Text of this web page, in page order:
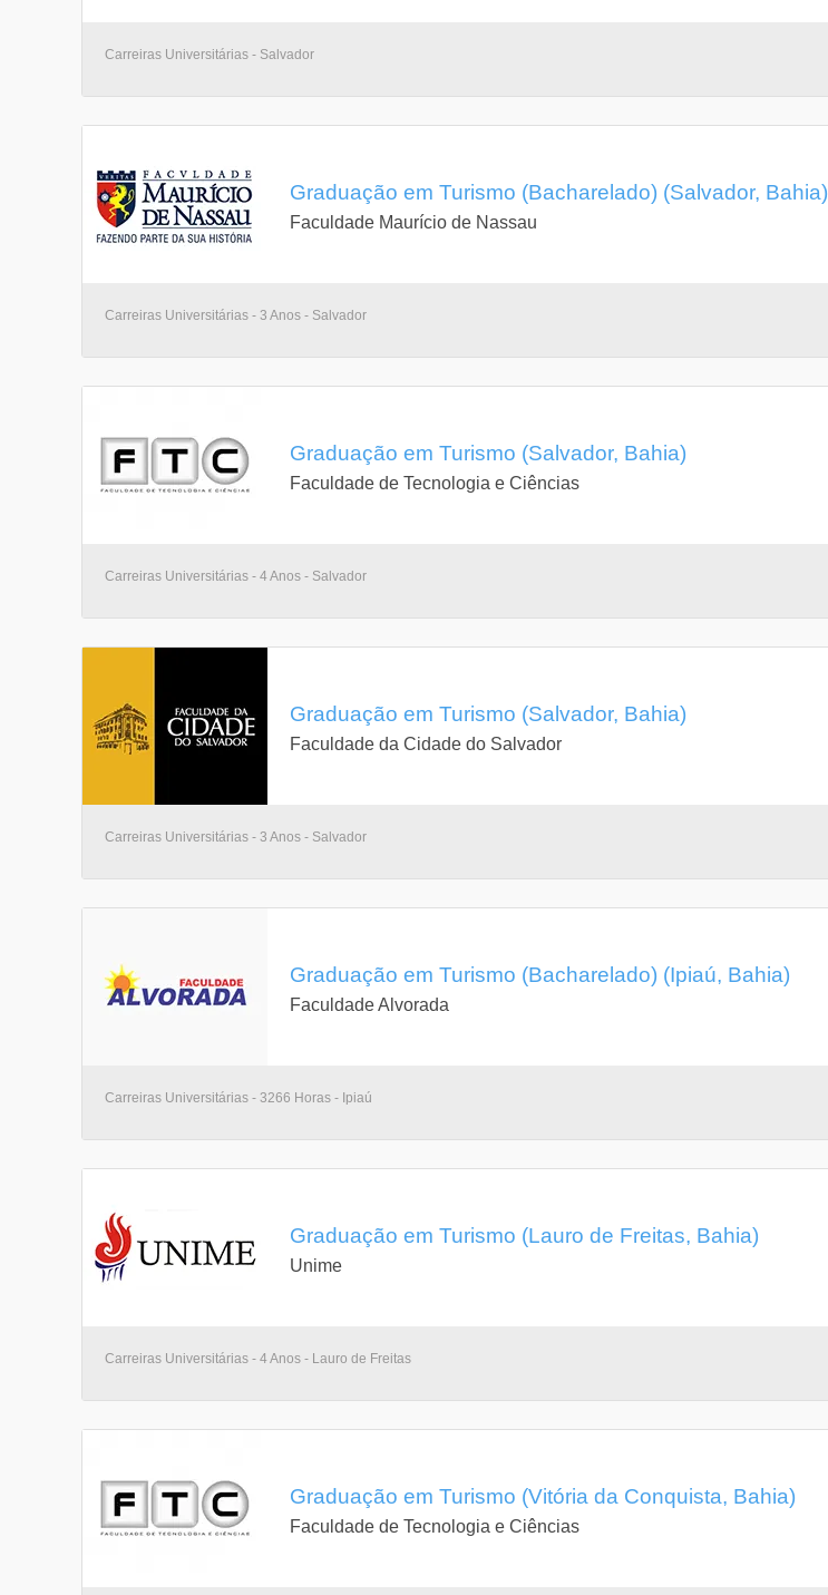
Carreiras Universitárias - Salvador
Graduação em Turismo (Bacharelado) (Salvador, Bahia)
Faculdade Maurício de Nassau
Carreiras Universitárias - 3 Anos - Salvador
Graduação em Turismo (Salvador, Bahia)
Faculdade de Tecnologia e Ciências
Carreiras Universitárias - 4 Anos - Salvador
Graduação em Turismo (Salvador, Bahia)
Faculdade da Cidade do Salvador
Carreiras Universitárias - 3 Anos - Salvador
Graduação em Turismo (Bacharelado) (Ipiaú, Bahia)
Faculdade Alvorada
Carreiras Universitárias - 3266 Horas - Ipiaú
Graduação em Turismo (Lauro de Freitas, Bahia)
Unime
Carreiras Universitárias - 4 Anos - Lauro de Freitas
Graduação em Turismo (Vitória da Conquista, Bahia)
Faculdade de Tecnologia e Ciências